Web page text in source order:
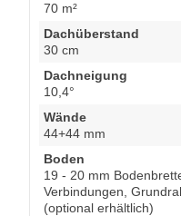
70 m²
Dachüberstand
30 cm
Dachneigung
10,4°
Wände
44+44 mm
Boden
19 - 20 mm
Verbindungen,
(optional erhältlich)